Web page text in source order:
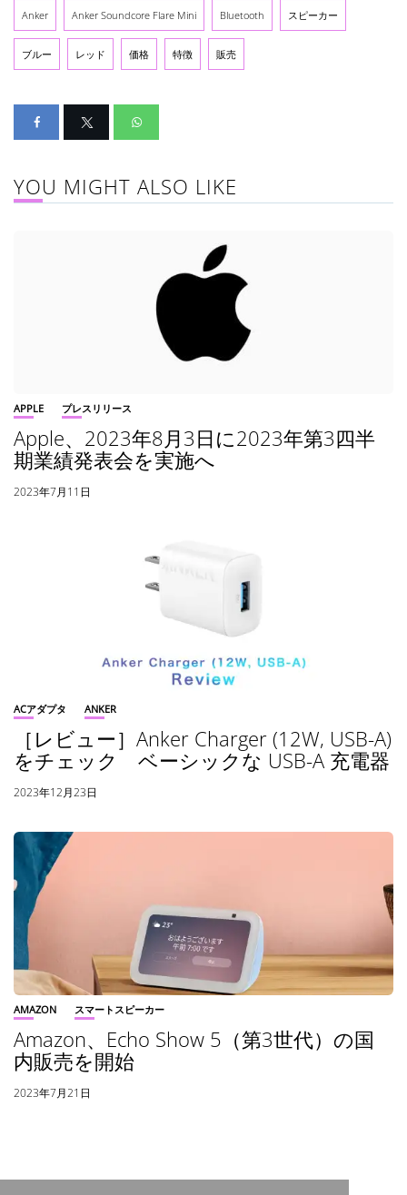
Anker Anker Soundcore Flare Mini Bluetooth スピーカー
ブルー レッド 価格 特徴 販売
YOU MIGHT ALSO LIKE
APPLE プレスリリース
Apple、2023年8月3日に2023年第3四半
期業績発表会を実施へ
2023年7月11日
ACアダプタ ANKER
［レビュー］Anker Charger (12W, USB-A)
をチェック ベーシックな USB-A 充電器
2023年12月23日
AMAZON スマートスピーカー
Amazon、Echo Show 5（第3世代）の国
内販売を開始
2023年7月21日